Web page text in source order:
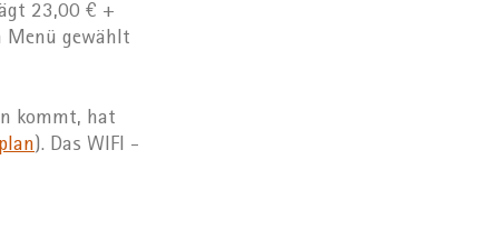
23,00 € +
Menü gewählt
kommt, hat
). Das WIFI -